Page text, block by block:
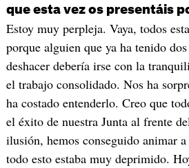
que esta vez os presentáis
Estoy muy perpleja. Vaya, todos
porque alguien que ya ha tenido
deshacer debería irse con la
el trabajo consolidado. Nos ha
ha costado entenderlo. Creo que
el éxito de nuestra Junta al frente
ilusión, hemos conseguido animar
todo esto estaba muy deprimido.